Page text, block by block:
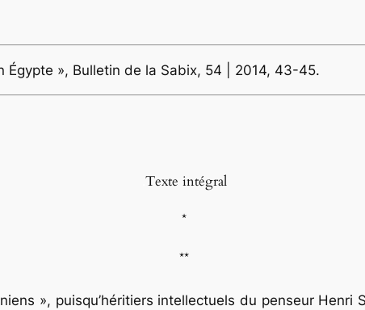
Égypte », Bulletin de la Sabix, 54 | 2014, 43-45.
Texte intégral
*
**
», puisqu’héritiers intellectuels du penseur Henri